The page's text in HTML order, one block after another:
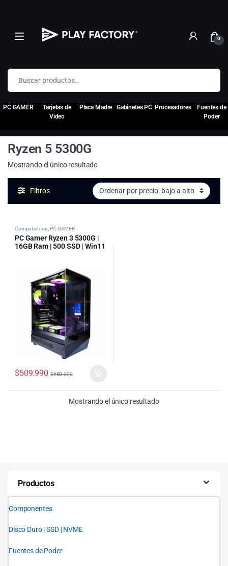
0
Buscar por:
PC GAMER
Tarjetas de
Video
Placa Madre Gabinetes PC Procesadores
Fuentes de
Poder
Ryzen 5 5300G
Mostrando el único resultado
Filtros
Computadoras ,PC GAMER
PC Gamer Ryzen 3 5300G |
16GB Ram | 500 SSD | Win11
$509.990 $650.000
Mostrando el único resultado
Productos
Componentes
Disco Duro | SSD | NVME
Fuentes de Poder